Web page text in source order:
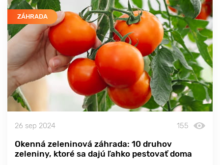
ZÁHRADA
26 sep 2024 155
Okenná zeleninová záhrada: 10 druhov
zeleniny, ktoré sa dajú ľahko pestovať doma